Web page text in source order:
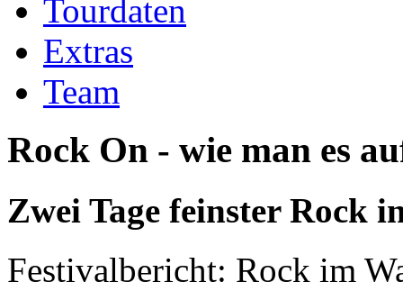
Tourdaten
Extras
Team
Rock On - wie man es
Zwei Tage feinster Rock
Festivalbericht: Rock im